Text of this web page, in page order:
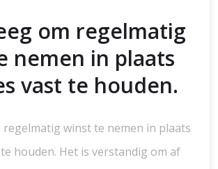
om regelmatig
nemen in plaats
vast te houden.
regelmatig winst te nemen in plaats
houden. Het is verstandig om af